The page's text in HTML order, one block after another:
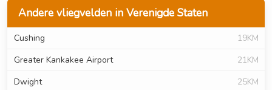
Andere vliegvelden in Verenigde Staten
Cushing
19KM
Greater Kankakee Airport
21KM
Dwight
25KM